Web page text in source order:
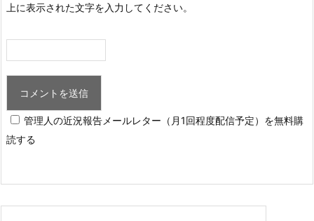
上に表示された文字を入力してください。
管理人の近況報告メールレター（月1回程度配信予定）を無料購
読する